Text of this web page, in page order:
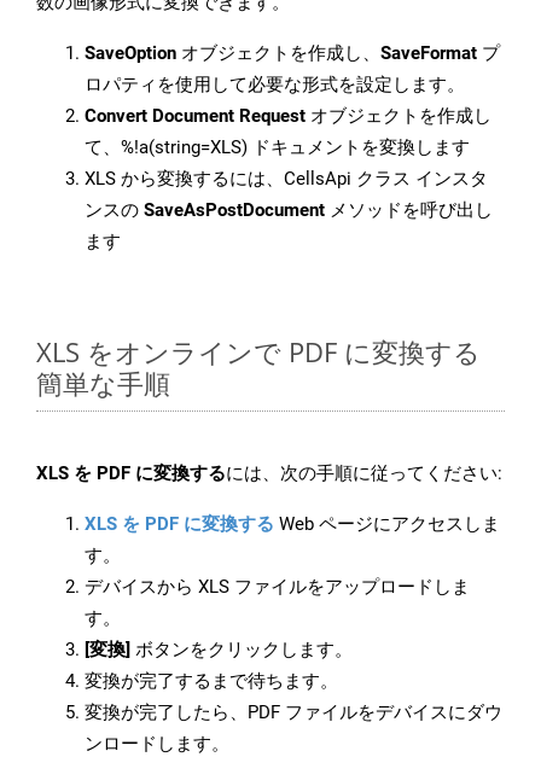
SaveOption オブジェクトを作成し、 SaveFormat プ
ロパティを使用して必要な形式を設定します。
Convert Document Request オブジェクトを作成し
て、%!a(string=XLS) ドキュメントを変換します
XLS から変換するには、CellsApi クラス インスタ
ンスの SaveAsPostDocument メソッドを呼び出し
ます
XLS をオンラインで PDF に変換する
簡単な手順
XLS を PDF に変換するには、次の手順に従ってください:
XLS を PDF に変換する Web ページにアクセスしま
す。
デバイスから XLS ファイルをアップロードしま
す。
[変換] ボタンをクリックします。
変換が完了するまで待ちます。
変換が完了したら、PDF ファイルをデバイスにダウ
ンロードします。